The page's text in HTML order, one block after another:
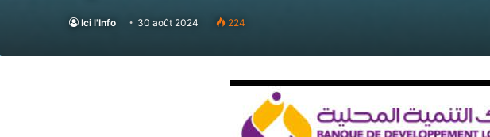
Ici l'Info 30 août 2024 224